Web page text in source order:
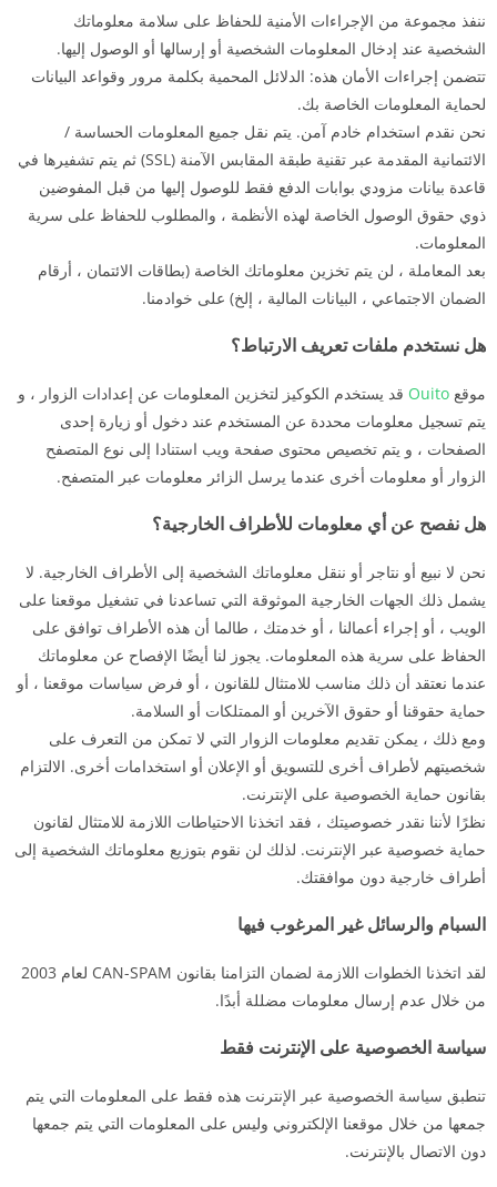
ننفذ مجموعة من الإجراءات الأمنية للحفاظ على سلامة معلوماتك
الشخصية عند إدخال المعلومات الشخصية أو إرسالها أو الوصول إليها.
تتضمن إجراءات الأمان هذه: الدلائل المحمية بكلمة مرور وقواعد البيانات
لحماية المعلومات الخاصة بك.
نحن نقدم استخدام خادم آمن. يتم نقل جميع المعلومات الحساسة /
الائتمانية المقدمة عبر تقنية طبقة المقابس الآمنة (SSL) ثم يتم تشفيرها في
قاعدة بيانات مزودي بوابات الدفع فقط للوصول إليها من قبل المفوضين
ذوي حقوق الوصول الخاصة لهذه الأنظمة ، والمطلوب للحفاظ على سرية
المعلومات.
بعد المعاملة ، لن يتم تخزين معلوماتك الخاصة (بطاقات الائتمان ، أرقام
الضمان الاجتماعي ، البيانات المالية ، إلخ) على خوادمنا.
هل نستخدم ملفات تعريف الارتباط؟
موقع Ouito قد يستخدم الكوكيز لتخزين المعلومات عن إعدادات الزوار ، و
يتم تسجيل معلومات محددة عن المستخدم عند دخول أو زيارة إحدى
الصفحات ، و يتم تخصيص محتوى صفحة ويب استنادا إلى نوع المتصفح
الزوار أو معلومات أخرى عندما يرسل الزائر معلومات عبر المتصفح.
هل نفصح عن أي معلومات للأطراف الخارجية؟
نحن لا نبيع أو نتاجر أو ننقل معلوماتك الشخصية إلى الأطراف الخارجية. لا
يشمل ذلك الجهات الخارجية الموثوقة التي تساعدنا في تشغيل موقعنا على
الويب ، أو إجراء أعمالنا ، أو خدمتك ، طالما أن هذه الأطراف توافق على
الحفاظ على سرية هذه المعلومات. يجوز لنا أيضًا الإفصاح عن معلوماتك
عندما نعتقد أن ذلك مناسب للامتثال للقانون ، أو فرض سياسات موقعنا ، أو
حماية حقوقنا أو حقوق الآخرين أو الممتلكات أو السلامة.
ومع ذلك ، يمكن تقديم معلومات الزوار التي لا تمكن من التعرف على
شخصيتهم لأطراف أخرى للتسويق أو الإعلان أو استخدامات أخرى. الالتزام
بقانون حماية الخصوصية على الإنترنت.
نظرًا لأننا نقدر خصوصيتك ، فقد اتخذنا الاحتياطات اللازمة للامتثال لقانون
حماية خصوصية عبر الإنترنت. لذلك لن نقوم بتوزيع معلوماتك الشخصية إلى
أطراف خارجية دون موافقتك.
السبام والرسائل غير المرغوب فيها
لقد اتخذنا الخطوات اللازمة لضمان التزامنا بقانون CAN-SPAM لعام 2003
من خلال عدم إرسال معلومات مضللة أبدًا.
سياسة الخصوصية على الإنترنت فقط
تنطبق سياسة الخصوصية عبر الإنترنت هذه فقط على المعلومات التي يتم
جمعها من خلال موقعنا الإلكتروني وليس على المعلومات التي يتم جمعها
دون الاتصال بالإنترنت.